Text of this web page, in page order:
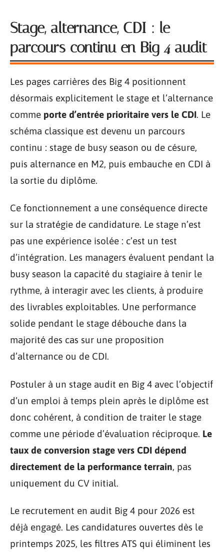
Stage, alternance, CDI : le
parcours continu en Big 4 audit
Les pages carrières des Big 4 positionnent
désormais explicitement le stage et l’alternance
comme porte d’entrée prioritaire vers le CDI. Le
schéma classique est devenu un parcours
continu : stage de busy season ou de césure,
puis alternance en M2, puis embauche en CDI à
la sortie du diplôme.
Ce fonctionnement a une conséquence directe
sur la stratégie de candidature. Le stage n’est
pas une expérience isolée : c’est un test
d’intégration. Les managers évaluent pendant la
busy season la capacité du stagiaire à tenir le
rythme, à interagir avec les clients, à produire
des livrables exploitables. Une performance
solide pendant le stage débouche dans la
majorité des cas sur une proposition
d’alternance ou de CDI.
Postuler à un stage audit en Big 4 avec l’objectif
d’un emploi à temps plein après le diplôme est
donc cohérent, à condition de traiter le stage
comme une période d’évaluation réciproque. Le
taux de conversion stage vers CDI dépend
directement de la performance terrain, pas
uniquement du CV initial.
Le recrutement en audit Big 4 pour 2026 est
déjà engagé. Les candidatures ouvertes dès le
printemps 2025, les filtres ATS qui éliminent les